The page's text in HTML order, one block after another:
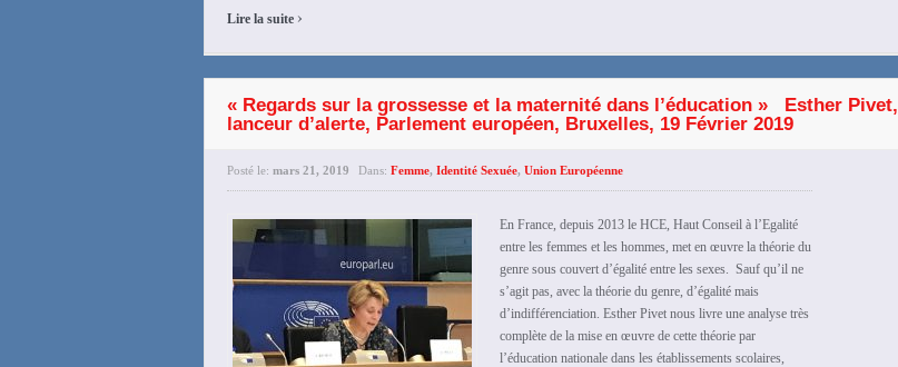
Lire la suite ›
« Regards sur la grossesse et la maternité dans l’éducation » Esther Pivet,
lanceur d’alerte, Parlement européen, Bruxelles, 19 Février 2019
Posté le: mars 21, 2019 Dans: Femme, Identité Sexuée, Union Européenne
En France, depuis 2013 le HCE, Haut Conseil à l’Egalité
entre les femmes et les hommes, met en œuvre la théorie du
genre sous couvert d’égalité entre les sexes. Sauf qu’il ne
s’agit pas, avec la théorie du genre, d’égalité mais
d’indifférenciation. Esther Pivet nous livre une analyse très
complète de la mise en œuvre de cette théorie par
l’éducation nationale dans les établissements scolaires,